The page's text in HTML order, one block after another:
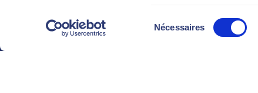
Nécessaires